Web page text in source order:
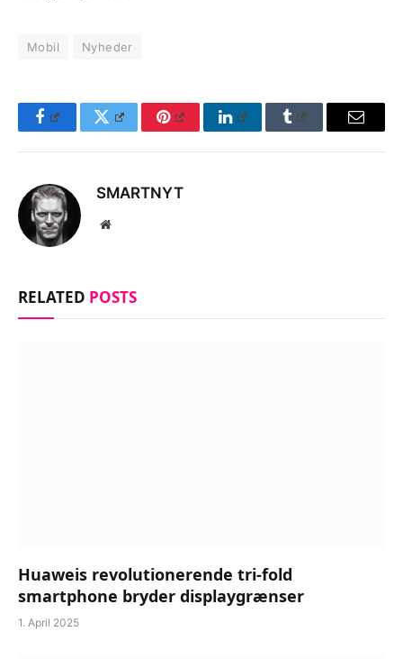
Mobil Nyheder
FacebookTwitter Pinterest LinkedInTumblr Email
SMARTNYT
Website
RELATED POSTS
Huaweis revolutionerende tri-fold
smartphone bryder displaygrænser
1. April 2025